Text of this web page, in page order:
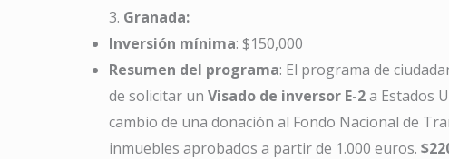
3. Granada:
Inversión mínima: $150,000
Resumen del programa: El programa de
de solicitar un Visado de inversor E-2a Estados
cambio de una donación al Fondo Nacional de
inmuebles aprobados a partir de 1.000 euros.